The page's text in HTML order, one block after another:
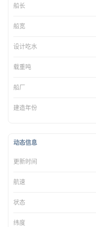
船长
船宽
设计吃水
载重吨
船厂
建造年份
动态信息
更新时间
航速
状态
纬度